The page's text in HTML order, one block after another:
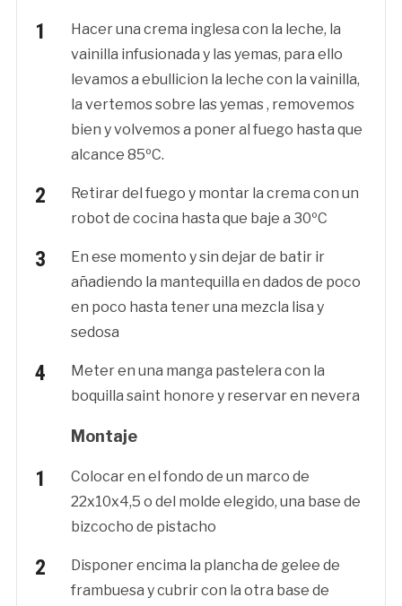
Hacer una crema inglesa con la leche, la
vainilla infusionada y las yemas, para ello
levamos a ebullicion la leche con la vainilla,
la vertemos sobre las yemas , removemos
bien y volvemos a poner al fuego hasta que
alcance 85ºC.
Retirar del fuego y montar la crema con un
robot de cocina hasta que baje a 30ºC
En ese momento y sin dejar de batir ir
añadiendo la mantequilla en dados de poco
en poco hasta tener una mezcla lisa y
sedosa
Meter en una manga pastelera con la
boquilla saint honore y reservar en nevera
Montaje
Colocar en el fondo de un marco de
22x10x4,5 o del molde elegido, una base de
bizcocho de pistacho
Disponer encima la plancha de gelee de
frambuesa y cubrir con la otra base de